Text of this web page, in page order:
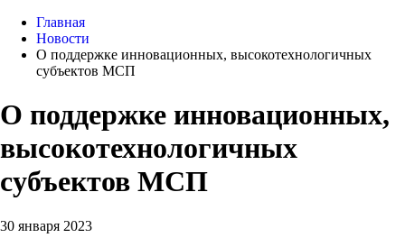
Главная
Новости
О поддержке инновационных, высокотехнологичных
субъектов МСП
О поддержке инновационных,
высокотехнологичных
субъектов МСП
30 января 2023